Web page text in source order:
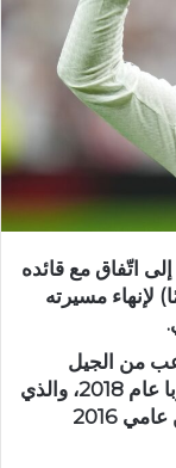
اتّفاق مع قائده
داني كارفاخال (34 عامًا) لإنهاء مسيرته
من الجيل
الذهبي الذي خاض نهائي دوري أبطال أوروبا عام 2018، والذي
فرض هيمنة مطلقة على القارة العجوز بين عامي 2016